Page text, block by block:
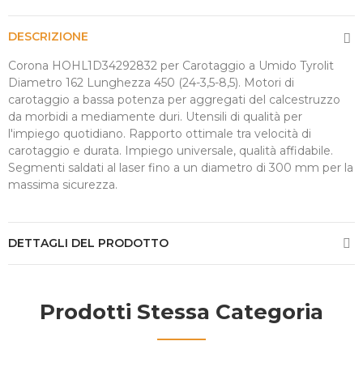
DESCRIZIONE
Corona HOHL1D34292832 per Carotaggio a Umido Tyrolit
Diametro 162 Lunghezza 450 (24-3,5-8,5). Motori di
carotaggio a bassa potenza per aggregati del calcestruzzo
da morbidi a mediamente duri. Utensili di qualità per
l'impiego quotidiano. Rapporto ottimale tra velocità di
carotaggio e durata. Impiego universale, qualità affidabile.
Segmenti saldati al laser fino a un diametro di 300 mm per la
massima sicurezza.
DETTAGLI DEL PRODOTTO
Prodotti Stessa Categoria